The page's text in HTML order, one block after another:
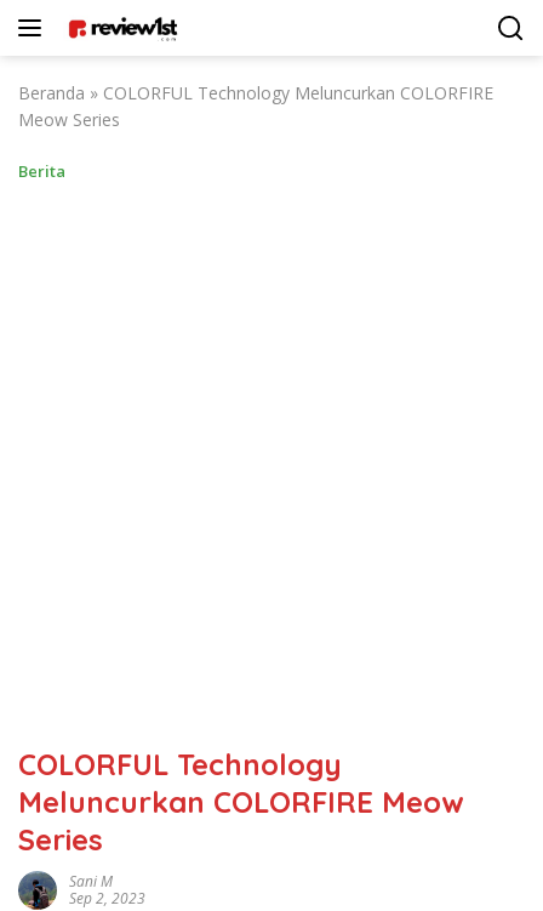
Beranda » COLORFUL Technology Meluncurkan COLORFIRE
Meow Series
Berita
COLORFUL Technology
Meluncurkan COLORFIRE Meow
Series
Sani M
Sep 2, 2023